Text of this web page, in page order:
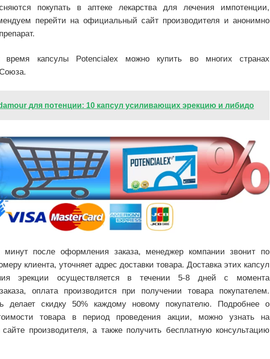
покупать в аптеке лекарства для лечения импотенции,
перейти на официальный сайт производителя и анонимно
время капсулы Potencialex можно купить во многих странах
для потенции: 10 капсул усиливающих эрекцию и либидо
после оформления заказа, менеджер компании звонит по
клиента, уточняет адрес доставки товара. Доставка этих капсул
эрекции осуществляется в течении 5-8 дней с момента
оплата производится при получении товара покупателем.
делает скидку 50% каждому новому покупателю. Подробнее о
товара в период проведения акции, можно узнать на
производителя, а также получить бесплатную консультацию